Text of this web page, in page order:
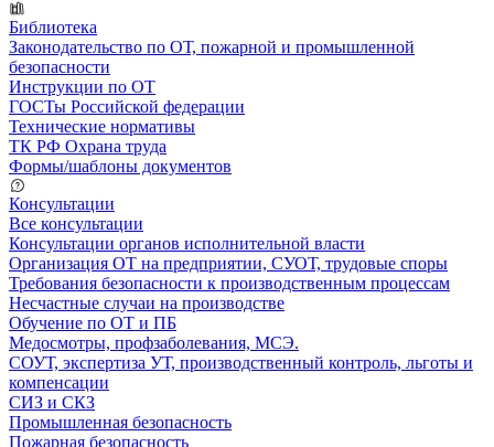
Библиотека
Законодательство по ОТ, пожарной и промышленной
безопасности
Инструкции по ОТ
ГОСТы Российской федерации
Технические нормативы
ТК РФ Охрана труда
Формы/шаблоны документов
Консультации
Все консультации
Консультации органов исполнительной власти
Организация ОТ на предприятии, СУОТ, трудовые споры
Требования безопасности к производственным процессам
Несчастные случаи на производстве
Обучение по ОТ и ПБ
Медосмотры, профзаболевания, МСЭ.
СОУТ, экспертиза УТ, производственный контроль, льготы и
компенсации
СИЗ и СКЗ
Промышленная безопасность
Пожарная безопасность